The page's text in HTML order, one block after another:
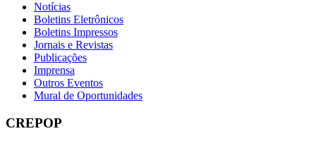
Notícias
Boletins Eletrônicos
Boletins Impressos
Jornais e Revistas
Publicações
Imprensa
Outros Eventos
Mural de Oportunidades
CREPOP